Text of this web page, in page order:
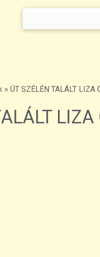
» ÚT SZÉLÉN TALÁLT LIZA
LIZA